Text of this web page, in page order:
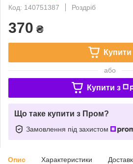
Код: 140751387
Роздріб
370 ₴
Купити
або
Купити з
Що таке купити з Пром?
Замовлення під захистом
Опис Характеристики